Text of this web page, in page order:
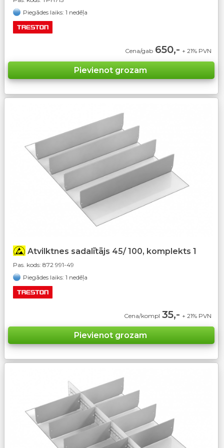
Piegādes laiks: 1 nedēļa
Cena/gab 650,- + 21% PVN
Atvilktnes sadalītājs 45/ 100, komplekts 1
Pas. kods: 872 991-49
Piegādes laiks: 1 nedēļa
Cena/kompl 35,- + 21% PVN